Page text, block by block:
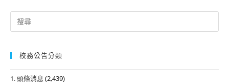
Search
for:
校務公告分類
1. 頭條消息 (2,439)